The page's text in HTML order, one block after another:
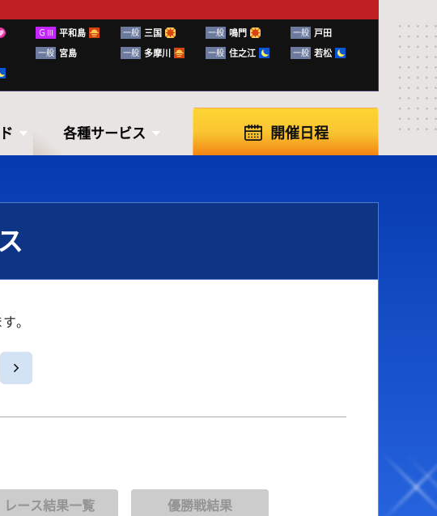
ＧⅢ 平和島 一般 三国 一般 鳴門 一般 戸田
一般 宮島 一般 多摩川 一般 住之江 一般 若松
BTSながと
各種サービス
各種サービス
公式YouTube配信番組表
開催日程
。
レース結果一覧 優勝戦結果